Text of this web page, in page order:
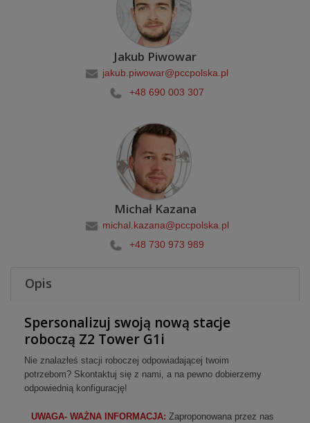
Jakub Piwowar
jakub.piwowar@pccpolska.pl
+48 690 003 307
Michał Kazana
michal.kazana@pccpolska.pl
+48 730 973 989
Opis
Spersonalizuj swoją nową stacje
roboczą Z2 Tower G1i
Nie znalazłeś stacji roboczej odpowiadającej twoim
potrzebom? Skontaktuj się z nami, a na pewno dobierzemy
odpowiednią konfigurację!
UWAGA- WAŻNA INFORMACJA: Zaproponowana przez nas